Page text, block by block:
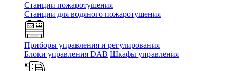
Станции пожаротушения
Станции для водяного пожаротушения
Приборы управления и регулирования
Блоки управления DAB Шкафы управления